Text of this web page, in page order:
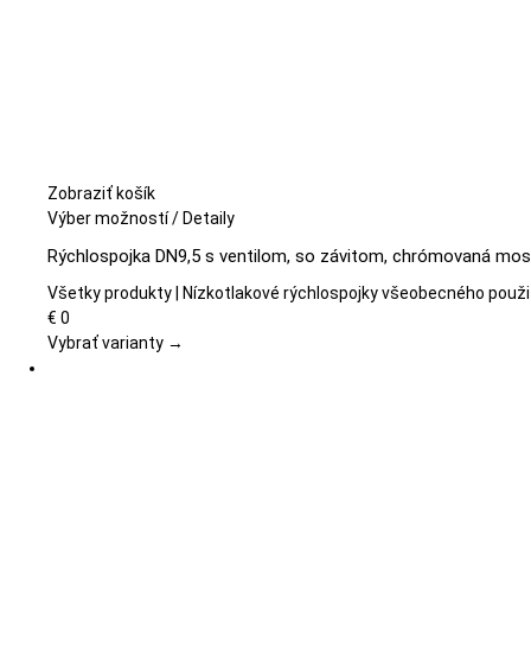
Zobraziť košík
Výber možností Tento
má
viacero
Možnosti
/Detaily
Rýchlospojka DN9,5 s ventilom, so závitom, chrómovaná
Všetky produkty | Nízkotlakové rýchlospojky všeobecného
€ 0
Vybrať varianty →